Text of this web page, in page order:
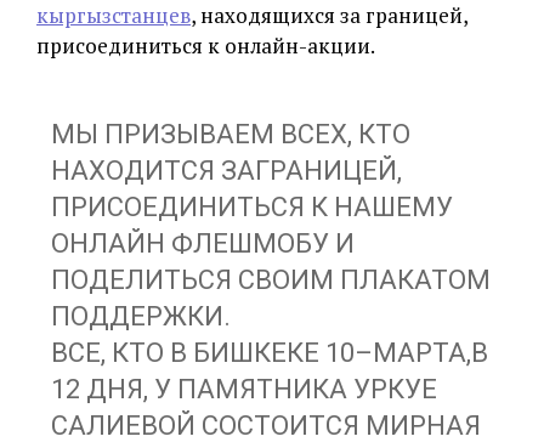
кыргызстанцев, находящихся за границей,
присоединиться к онлайн-акции.
МЫ ПРИЗЫВАЕМ ВСЕХ, КТО
НАХОДИТСЯ ЗАГРАНИЦЕЙ,
ПРИСОЕДИНИТЬСЯ К НАШЕМУ
ОНЛАЙН ФЛЕШМОБУ И
ПОДЕЛИТЬСЯ СВОИМ ПЛАКАТОМ
ПОДДЕРЖКИ.
ВСЕ, КТО В БИШКЕКЕ 10–МАРТА,В
12 ДНЯ, У ПАМЯТНИКА УРКУЕ
САЛИЕВОЙ СОСТОИТСЯ МИРНАЯ